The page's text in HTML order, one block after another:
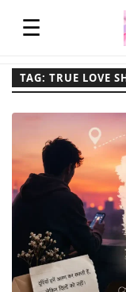
☰
QUOTES
FASHION & STYLE
TAG: TRUE LOVE